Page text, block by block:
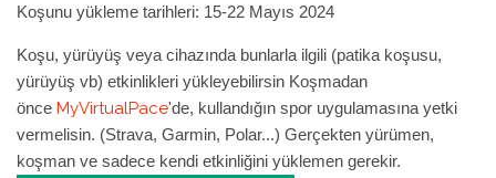
Koşunu yükleme tarihleri: 15-22 Mayıs 2024
Koşu, yürüyüş veya cihazında bunlarla ilgili (patika koşusu,
yürüyüş vb) etkinlikleri yükleyebilirsin Koşmadan
önce MyVirtualPace'de, kullandığın spor uygulamasına yetki
vermelisin. (Strava, Garmin, Polar...) Gerçekten yürümen,
koşman ve sadece kendi etkinliğini yüklemen gerekir.